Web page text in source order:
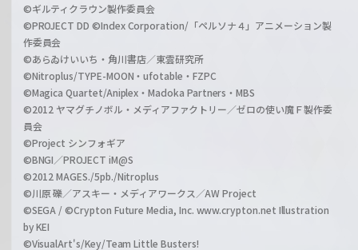
©ギルティクラウン製作委員会
©PROJECT DD ©Index Corporation/「ペルソナ４」アニメーション製
作委員会
©あらゐけいいち・角川書店／東雲研究所
©Nitroplus/TYPE-MOON・ufotable・FZPC
©Magica Quartet/Aniplex・Madoka Partners・MBS
©2012 ヤマグチノボル・メディアファクトリー／ゼロの使い魔Ｆ製作委
員会
©Project シンフォギア
©BNGI／PROJECT iM@S
©2012 MAGES./5pb./Nitroplus
©川原 礫／アスキー・メディアワークス／AW Project
©SEGA / ©Crypton Future Media, Inc. www.crypton.net Illustration
by KEI
©VisualArt's/Key/Team Little Busters!